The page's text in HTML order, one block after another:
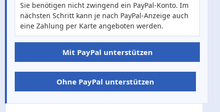
Sie benötigen nicht zwingend ein PayPal-Konto. Im
nächsten Schritt kann je nach PayPal-Anzeige auch
eine Zahlung per Karte angeboten werden.
Mit PayPal unterstützen
Ohne PayPal unterstützen